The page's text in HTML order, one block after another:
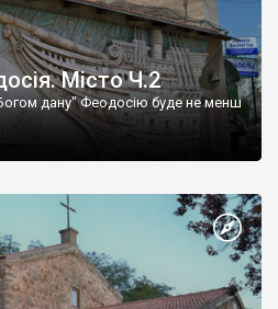
Місто Ч.2
дану" Феодосію буде не менш